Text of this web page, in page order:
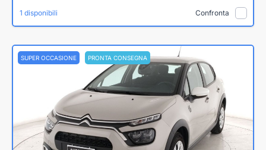
1 disponibili Confronta
SUPER OCCASIONE PRONTA CONSEGNA